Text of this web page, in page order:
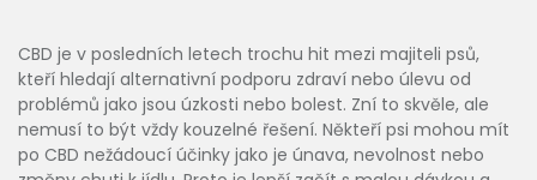
CBD je v posledních letech trochu hit mezi majiteli psů,
kteří hledají alternativní podporu zdraví nebo úlevu od
problémů jako jsou úzkosti nebo bolest. Zní to skvěle, ale
nemusí to být vždy kouzelné řešení. Někteří psi mohou mít
po CBD nežádoucí účinky jako je únava, nevolnost nebo